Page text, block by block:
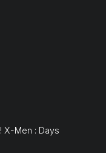
X-Men : Days